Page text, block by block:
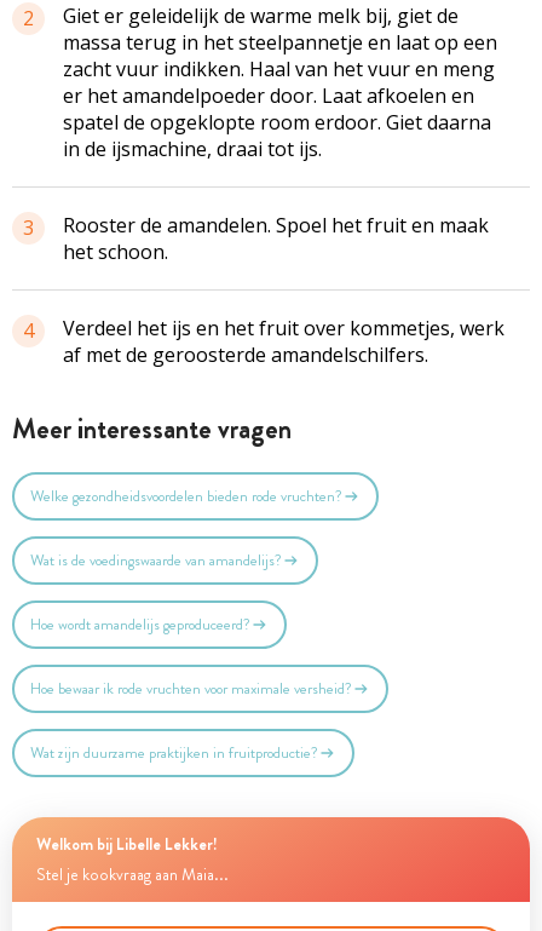
2
Giet er geleidelijk de warme melk bij, giet de
massa terug in het steelpannetje en laat op een
zacht vuur indikken. Haal van het vuur en meng
er het amandelpoeder door. Laat afkoelen en
spatel de opgeklopte room erdoor. Giet daarna
in de ijsmachine, draai tot ijs.
3
Rooster de amandelen. Spoel het fruit en maak
het schoon.
4
Verdeel het ijs en het fruit over kommetjes, werk
af met de geroosterde amandelschilfers.
Meer interessante vragen
Welke gezondheidsvoordelen bieden rode vruchten?
Wat is de voedingswaarde van amandelijs?
Hoe wordt amandelijs geproduceerd?
Hoe bewaar ik rode vruchten voor maximale versheid?
Wat zijn duurzame praktijken in fruitproductie?
Welkom bij Libelle Lekker!
Stel je kookvraag aan Maia...